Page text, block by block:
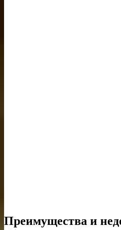
Преимущества и